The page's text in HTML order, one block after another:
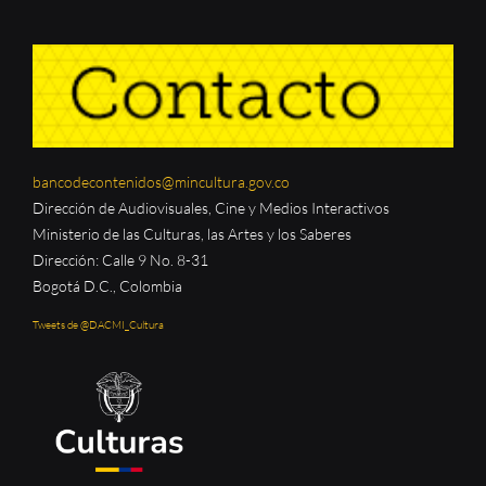
bancodecontenidos@mincultura.gov.co
Dirección de Audiovisuales, Cine y Medios Interactivos
Ministerio de las Culturas, las Artes y los Saberes
Dirección: Calle 9 No. 8-31
Bogotá D.C., Colombia
Tweets de @DACMI_Cultura